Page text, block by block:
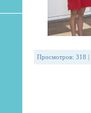
Просмотров: 318